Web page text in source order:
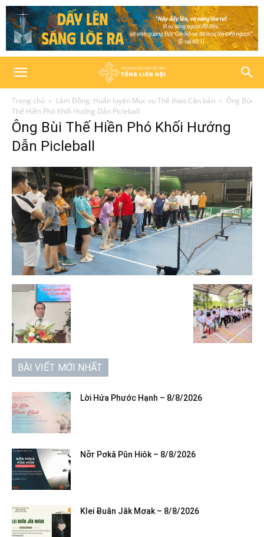
Trang chủ Lâm Đồng: Huấn luyện Mục vụ Thể thao Căn bản
Ông Bùi
Thế Hiền Phó Khối Hướng Dẫn Picleball
Ông Bùi Thế Hiền Phó Khối Hướng
Dẫn Picleball
BÀI VIẾT MỚI NHẤT
Lời Hứa Phước Hạnh – 8/8/2026
Nơ̆r Pơkă Pŭn Hiôk – 8/8/2026
Klei Ƀuăn Jăk Mơak – 8/8/2026